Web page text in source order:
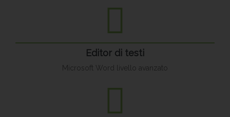
Editor di testi
Microsoft Word livello avanzato